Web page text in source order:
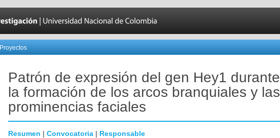
Proyectos
Patrón de expresión del gen Hey1 durante
la formación de los arcos branquiales y las
prominencias faciales
Resumen | Convocatoria | Responsable